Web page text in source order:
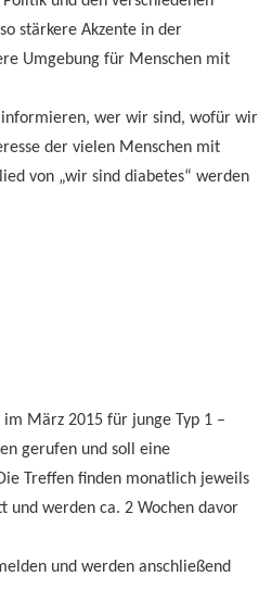
stärkere Akzente in der
Umgebung für Menschen mit
informieren, wer wir sind, wofür wir
der vielen Menschen mit
von „wir sind diabetes“ werden
März 2015 für junge Typ 1 –
gerufen und soll eine
Treffen finden monatlich jeweils
werden ca. 2 Wochen davor
und werden anschließend